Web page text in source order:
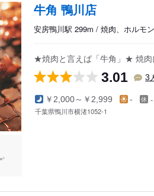
牛角 鴨川店
安房鴨川駅 299m / 焼肉、ホルモ
★焼肉と言えば「牛角」★ 焼肉
3.01 3
￥2,000～￥2,999 - -
千葉県鴨川市横渚1052-1